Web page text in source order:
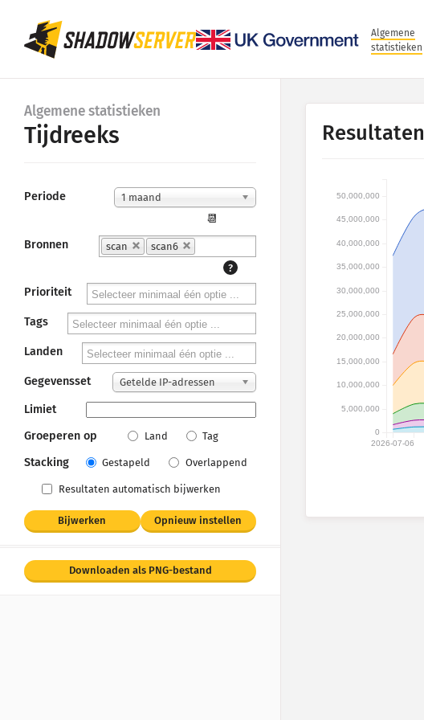
Algemene
statistieken
Algemene statistieken
Tijdreeks
Periode 1 maand
📆
Bronnen
scan
scan6
?
Prioriteit
Tags
Landen
Gegevensset Getelde IP-adressen
Limiet
Groeperen op
Land Tag
Stacking Gestapeld Overlappend
Resultaten automatisch bijwerken
Bijwerken Opnieuw instellen
Downloaden als PNG-bestand
Resultaten
2026-07-06
0
5,000,000
10,000,000
15,000,000
20,000,000
25,000,000
30,000,000
35,000,000
40,000,000
45,000,000
50,000,000